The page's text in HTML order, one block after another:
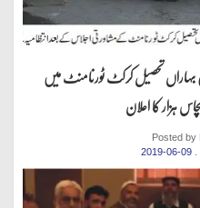
تحصیل کرکٹ ٹورنامنٹ میں
ہزار کا اعلان
Posted by
2019-06-09